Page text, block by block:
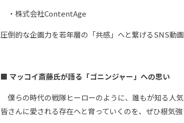
・株式会社ContentAge
圧倒的な企画力を若年層の「共感」へと繋げるSNS動
■ マッコイ斎藤氏が語る「ゴニンジャー」への思い
僕らの時代の戦隊ヒーローのように、誰もが知る人
皆さんに愛される存在へと育っていくのを、ぜひ根気